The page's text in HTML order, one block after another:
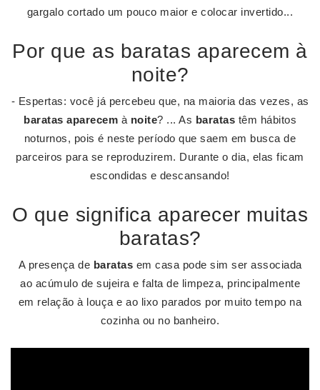
gargalo cortado um pouco maior e colocar invertido...
Por que as baratas aparecem à
noite?
- Espertas: você já percebeu que, na maioria das vezes, as
baratas aparecem à noite? ... As baratas têm hábitos
noturnos, pois é neste período que saem em busca de
parceiros para se reproduzirem. Durante o dia, elas ficam
escondidas e descansando!
O que significa aparecer muitas
baratas?
A presença de baratas em casa pode sim ser associada
ao acúmulo de sujeira e falta de limpeza, principalmente
em relação à louça e ao lixo parados por muito tempo na
cozinha ou no banheiro.